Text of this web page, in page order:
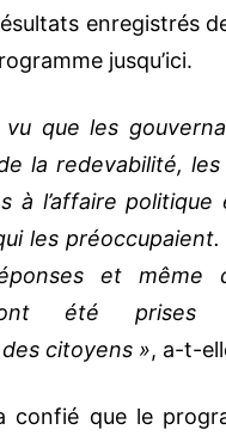
enregistrés
jusqu’ici.
vu que les
la redevabilité,
à l’affaire
les préoccupaient.
et même
ont été prises
citoyens », a-t-
confié que le